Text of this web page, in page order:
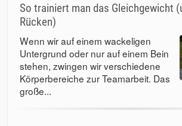
So trainiert man das Gleichgewicht
Rücken)
Wenn wir auf einem wackeligen
Untergrund oder nur auf einem Bein
stehen, zwingen wir verschiedene
Körperbereiche zur Teamarbeit. Das
große...